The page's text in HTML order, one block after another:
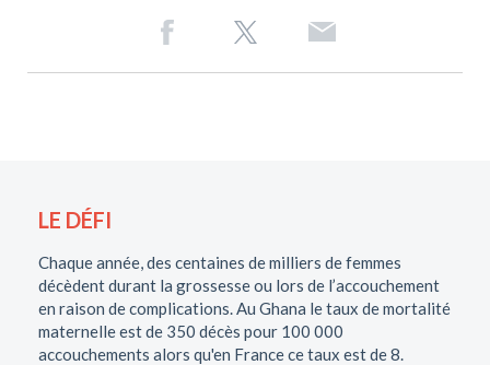
LE DÉFI
Chaque année, des centaines de milliers de femmes
décèdent durant la grossesse ou lors de l’accouchement
en raison de complications. Au Ghana le taux de mortalité
maternelle est de 350 décès pour 100 000
accouchements alors qu'en France ce taux est de 8.